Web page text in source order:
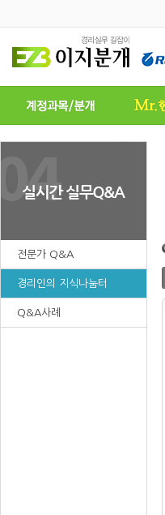
전문가 Q&A
경리인의 지식나눔터
Q&A사례